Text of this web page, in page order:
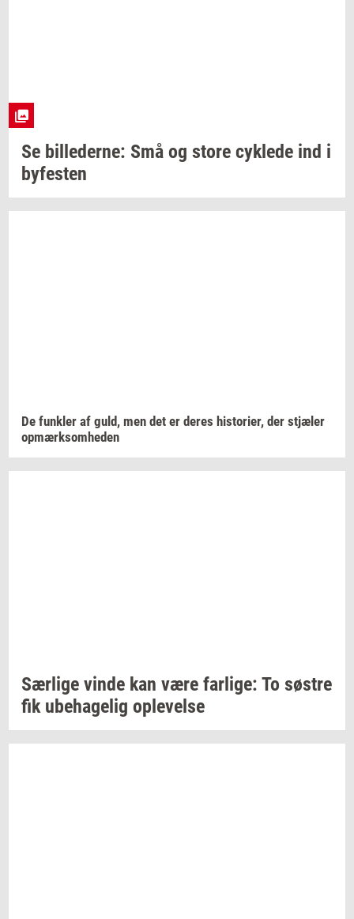
Se bil­le­der­ne: Små og store cyk­le­de ind i
by­fe­sten
De funk­ler af guld, men det er deres hi­sto­ri­er, der stjæ­ler
op­mærk­som­he­den
Sær­li­ge vinde kan være far­li­ge: To sø­stre
fik ube­ha­ge­lig op­le­vel­se